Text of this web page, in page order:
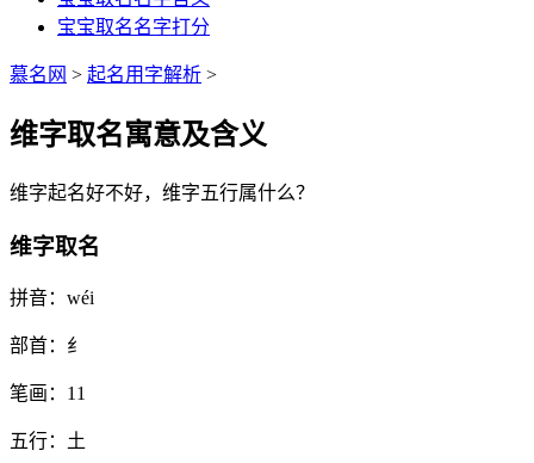
宝宝取名名字打分
慕名网 > 起名用字解析 >
维字取名寓意及含义
维字起名好不好， 维字五行属什么？
维字取名
拼音： wéi
部首： 纟
笔画： 11
五行： 土